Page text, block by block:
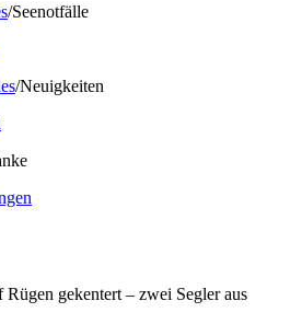
/Seenotfälle
/Neuigkeiten
gekentert – zwei Segler aus